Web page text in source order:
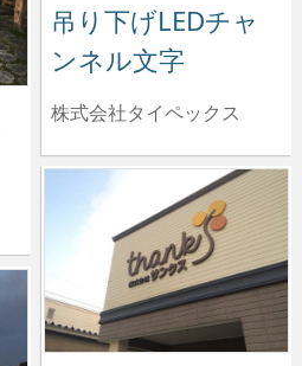
吊り下げLEDチャ
ンネル文字
株式会社タイペックス